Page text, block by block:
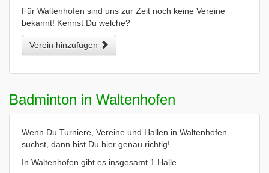
Für Waltenhofen sind uns zur Zeit noch keine Vereine
bekannt! Kennst Du welche?
Verein hinzufügen
Badminton in Waltenhofen
Wenn Du Turniere, Vereine und Hallen in Waltenhofen
suchst, dann bist Du hier genau richtig!
In Waltenhofen gibt es insgesamt 1 Halle.